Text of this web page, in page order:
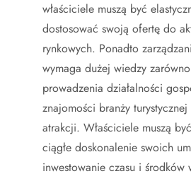
właściciele muszą być
dostosować swoją ofertę do
rynkowych. Ponadto
wymaga dużej wiedzy
prowadzenia działalności
znajomości branży
atrakcji. Właściciele muszą
ciągłe doskonalenie swoich
inwestowanie czasu i